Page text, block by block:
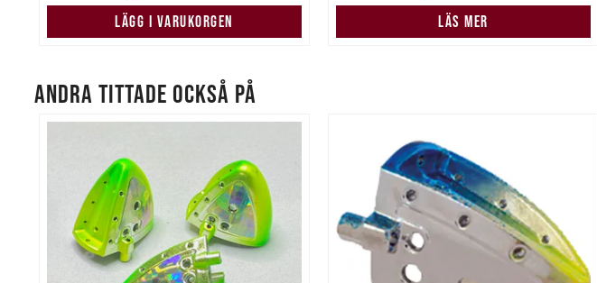
LÄGG I VARUKORGEN LÄS MER
ANDRA TITTADE OCKSÅ PÅ